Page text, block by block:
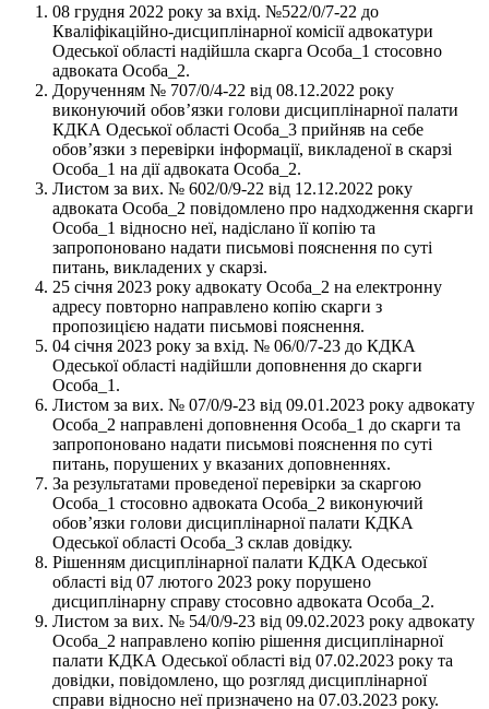
08 грудня 2022 року за вхід. №522/0/7-22 до
Кваліфікаційно-дисциплінарної комісії адвокатури
Одеської області надійшла скарга Особа_1 стосовно
адвоката Особа_2.
Дорученням № 707/0/4-22 від 08.12.2022 року
виконуючий обов’язки голови дисциплінарної палати
КДКА Одеської області Особа_3 прийняв на себе
обов’язки з перевірки інформації, викладеної в скарзі
Особа_1 на дії адвоката Особа_2.
Листом за вих. № 602/0/9-22 від 12.12.2022 року
адвоката Особа_2 повідомлено про надходження скарги
Особа_1 відносно неї, надіслано її копію та
запропоновано надати письмові пояснення по суті
питань, викладених у скарзі.
25 січня 2023 року адвокату Особа_2 на електронну
адресу повторно направлено копію скарги з
пропозицією надати письмові пояснення.
04 січня 2023 року за вхід. № 06/0/7-23 до КДКА
Одеської області надійшли доповнення до скарги
Особа_1.
Листом за вих. № 07/0/9-23 від 09.01.2023 року адвокату
Особа_2 направлені доповнення Особа_1 до скарги та
запропоновано надати письмові пояснення по суті
питань, порушених у вказаних доповненнях.
За результатами проведеної перевірки за скаргою
Особа_1 стосовно адвоката Особа_2 виконуючий
обов’язки голови дисциплінарної палати КДКА
Одеської області Особа_3 склав довідку.
Рішенням дисциплінарної палати КДКА Одеської
області від 07 лютого 2023 року порушено
дисциплінарну справу стосовно адвоката Особа_2.
Листом за вих. № 54/0/9-23 від 09.02.2023 року адвокату
Особа_2 направлено копію рішення дисциплінарної
палати КДКА Одеської області від 07.02.2023 року та
довідки, повідомлено, що розгляд дисциплінарної
справи відносно неї призначено на 07.03.2023 року.